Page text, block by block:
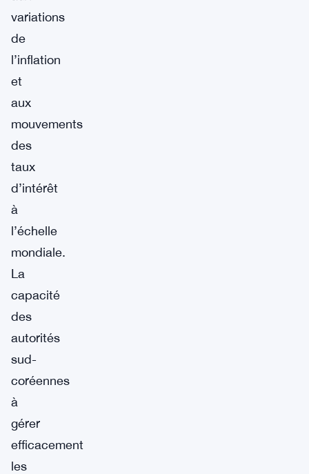
variations
de
l’inflation
et
aux
mouvements
des
taux
d’intérêt
à
l’échelle
mondiale.
La
capacité
des
autorités
sud-
coréennes
à
gérer
efficacement
les